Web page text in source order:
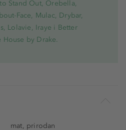
Stand Out, Orebella,
Face, Mulac, Drybar,
Lolavie, Iraye i Better
House by Drake.
mat, prirodan